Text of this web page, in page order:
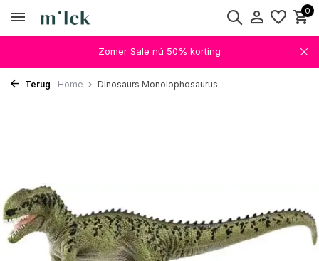
0
Zomer Sale nú 50% korting
Terug Home Dinosaurs Monolophosaurus